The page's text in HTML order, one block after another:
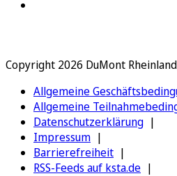
Copyright 2026 DuMont
Allgemeine
Allgemeine
Datenschutzerklärung
Impressum
Barrierefreiheit
RSS-Feeds auf ksta.de